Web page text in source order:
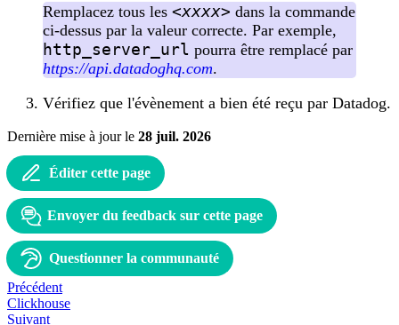
Remplacez tous les <xxxx> dans la commande
ci-dessus par la valeur correcte. Par exemple,
http_server_url pourra être remplacé par
https://api.datadoghq.com.
Vérifiez que l'évènement a bien été reçu par Datadog.
Dernière mise à jourle 28 juil. 2026
Éditer cette page
Envoyer du feedback sur cette page
Questionner la communauté
Précédent
Clickhouse
Suivant